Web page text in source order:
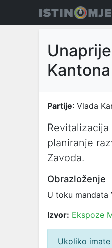
Partije: Vlada
planiranje
Zavoda.
Obrazloženje
U toku mandata
Izvor: Ekspoze
Ukoliko